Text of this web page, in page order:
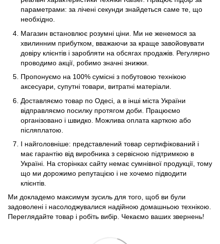
параметрами: за лічені секунди знайдеться саме те, що
необхідно.
Магазин встановлює розумні ціни. Ми не женемося за
хвилинним прибутком, вважаючи за краще завойовувати
довіру клієнтів і заробляти на обсягах продажів. Регулярно
проводимо акції, робимо значні знижки.
Пропонуємо на 100% сумісні з побутовою технікою
аксесуари, супутні товари, витратні матеріали.
Доставляємо товар по Одесі, а в інші міста України
відправляємо посилку протягом доби. Працюємо
організовано і швидко. Можлива оплата карткою або
післяплатою.
І найголовніше: представлений товар сертифікований і
має гарантію від виробника з сервісною підтримкою в
Україні. На сторінках сайту немає сумнівної продукції, тому
що ми дорожимо репутацією і не хочемо підводити
клієнтів.
Ми докладемо максимум зусиль для того, щоб ви були
задоволені і насолоджувалися надійною домашньою технікою.
Переглядайте товар і робіть вибір. Чекаємо ваших звернень!